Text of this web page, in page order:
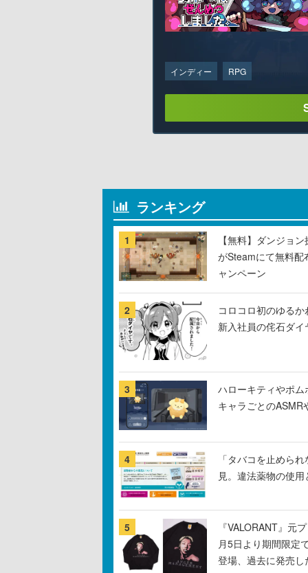
インディー RPG
ランキング
1
【無料】ダンジョ
がSteamにて無料
ャンペーン
2
コロコロ初のゆる
新入社員の侘石ダ
3
ハローキティやポム
キャラごとのASMR
4
「タバコを止めら
見。違法薬物の使
5
『VALORANT』元
月5日より期間限定
登場、過去に発売し